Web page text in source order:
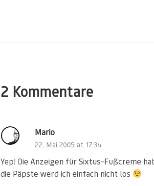
2 Kommentare
Mario
22. Mai 2005 at 17:34
Yep! Die Anzeigen für Sixtus-Fußcreme
die Päpste werd ich einfach nicht los